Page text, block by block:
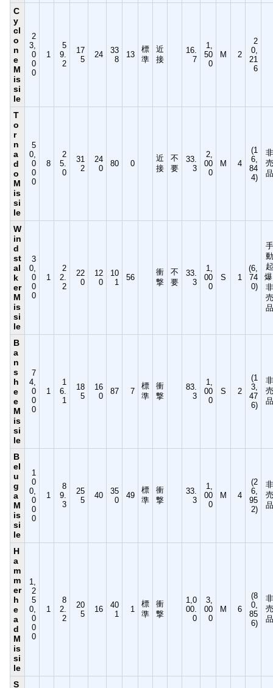
C
y
cl
o
n
e
M
is
si
le
2
3,
0
0
0
1
5
9.
2
17
5
24
33
8
13
標
準
近
接
16.
7
1,
50
0
M 2
2
0,
21
6
T
o
r
n
a
d
o
M
is
si
le
5
0,
0
0
0
8
2
5.
0
31
2
24
0
80 0
近
接
不
要
33.
3
2,
00
0
M 4
(1
6,
84
4)
W
in
d
st
al
k
er
M
is
si
le
3
0,
0
0
0
1
2
2.
2
22
0
12
0
10
1
56
衝
撃
不
要
33.
3
1,
00
0
S 1
(6,
74
0)
B
a
n
s
h
e
e
M
is
si
le
7
4,
0
0
0
1
1
6.
1
18
5
16
0
87 7
標
準
衝
撃
83.
3
1,
00
0
S 2
(1
3,
47
6)
B
el
u
g
a
M
is
si
le
1
0
0,
0
0
0
1
8
9.
3
25
5
40
35
0
49
標
準
衝
撃
33.
3
1,
00
0
M 4
(2
6,
95
2)
H
a
m
m
er
h
e
a
d
M
is
si
le
1,
2
5
0,
0
0
0
1
8
2.
2
20
5
16
40
1
1
標
準
衝
撃
1,0
00.
0
3,
00
0
M 6
(8
0,
85
6)
S